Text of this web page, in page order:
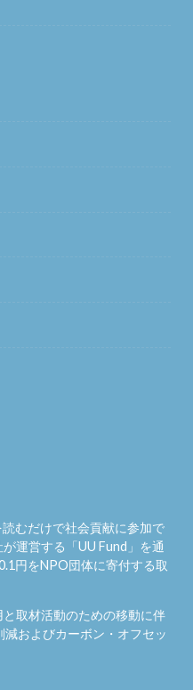
むだけで社会貢献に参加で
運営する「UU Fund 」を通
円をNPO団体に寄付する取
取材活動のための移動に伴
およびカーボン・オフセッ